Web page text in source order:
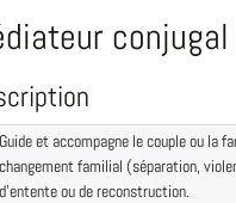
conjugal
Guide et accompagne le couple ou la
changement familial (séparation,
d'entente ou de reconstruction.